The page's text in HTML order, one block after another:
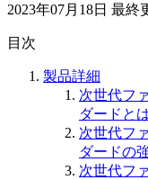
2023年07月18日 最終
目次
製品詳細
次世代フ
ダードと
次世代フ
ダードの
次世代フ